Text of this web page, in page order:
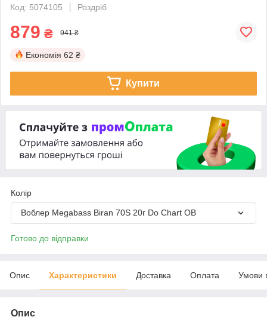
Код: 5074105
Роздріб
879 ₴ 941 ₴
Економія 62 ₴
Купити
Колір
Воблер Megabass Biran 70S 20г Do Chart OB
Готово до відправки
Опис Характеристики Доставка Оплата Умови
Опис